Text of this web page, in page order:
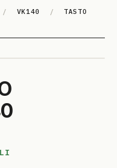
/ VK140 /
TASTO